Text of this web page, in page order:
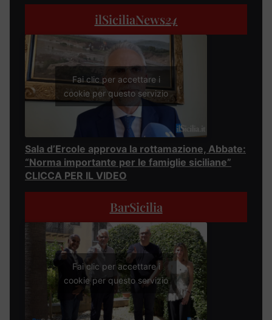
ilSiciliaNews24
Fai clic per accettare i
cookie per questo servizio
Sala d’Ercole approva la rottamazione, Abbate:
“Norma importante per le famiglie siciliane”
CLICCA PER IL VIDEO
BarSicilia
Fai clic per accettare i
cookie per questo servizio